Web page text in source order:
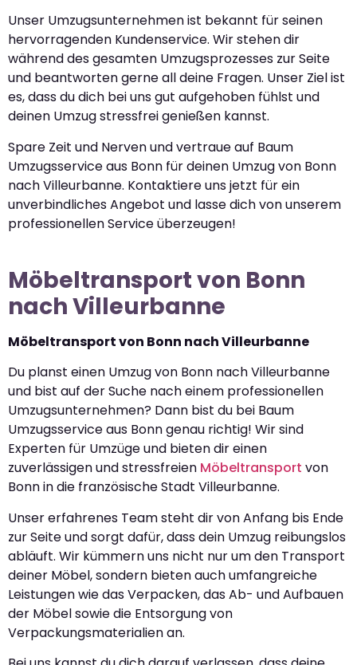
Unser Umzugsunternehmen ist bekannt für seinen
hervorragenden Kundenservice. Wir stehen dir
während des gesamten Umzugsprozesses zur Seite
und beantworten gerne all deine Fragen. Unser Ziel ist
es, dass du dich bei uns gut aufgehoben fühlst und
deinen Umzug stressfrei genießen kannst.
Spare Zeit und Nerven und vertraue auf Baum
Umzugsservice aus Bonn für deinen Umzug von Bonn
nach Villeurbanne. Kontaktiere uns jetzt für ein
unverbindliches Angebot und lasse dich von unserem
professionellen Service überzeugen!
Möbeltransport von Bonn
nach Villeurbanne
Möbeltransport von Bonn nach Villeurbanne
Du planst einen Umzug von Bonn nach Villeurbanne
und bist auf der Suche nach einem professionellen
Umzugsunternehmen? Dann bist du bei Baum
Umzugsservice aus Bonn genau richtig! Wir sind
Experten für Umzüge und bieten dir einen
zuverlässigen und stressfreien Möbeltransport von
Bonn in die französische Stadt Villeurbanne.
Unser erfahrenes Team steht dir von Anfang bis Ende
zur Seite und sorgt dafür, dass dein Umzug reibungslos
abläuft. Wir kümmern uns nicht nur um den Transport
deiner Möbel, sondern bieten auch umfangreiche
Leistungen wie das Verpacken, das Ab- und Aufbauen
der Möbel sowie die Entsorgung von
Verpackungsmaterialien an.